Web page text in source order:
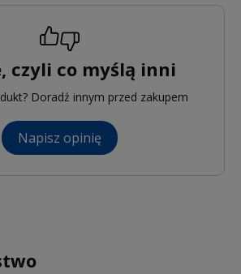
czyli co myślą inni
Doradź innym przed zakupem
Napisz opinię